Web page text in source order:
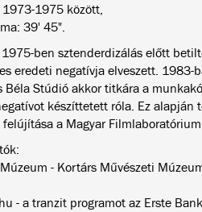
1975 között,
39' 45".
ben sztenderdizálás előtt
eredeti negatívja elveszett. 1983-
Béla Stúdió akkor titkára a
készíttetett róla. Ez alapján
a Magyar
- Kortárs Művészeti
- a tranzit programot az Erste